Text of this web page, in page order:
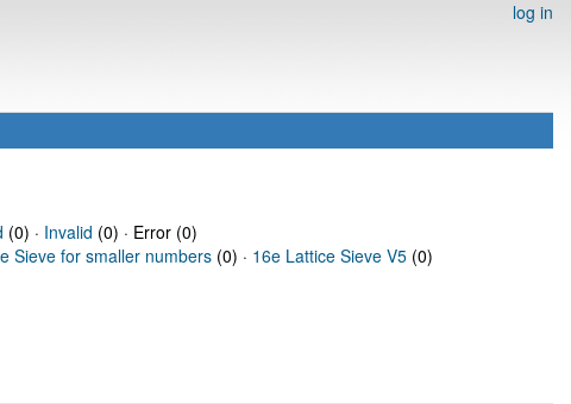
log in
(0) · Invalid (0) · Error (0)
Sieve for smaller numbers (0) · 16e Lattice Sieve V5 (0)